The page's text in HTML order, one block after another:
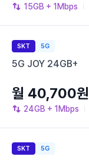
15GB + 1Mbps
SKT 5G
5G JOY 24GB+
24GB + 1Mbps
월 40,700원
SKT 5G